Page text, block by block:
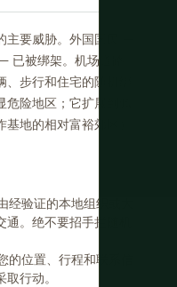
要威胁。外国国民 —
已被绑架。机场道路
步行和住宅的随机绑
险地区；它扩展到佩
地的相对富裕郊区）
验证的本地组织或大
。绝不要招手拦随机
位置、行程和联系信
行动。